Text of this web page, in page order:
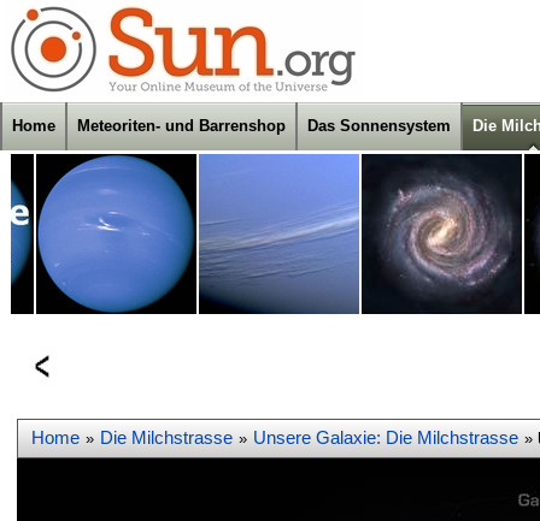
Home Meteoriten- und Barrenshop Das Sonnensystem Die
Home » Die Milchstrasse » Unsere Galaxie: Die Milchstrasse »